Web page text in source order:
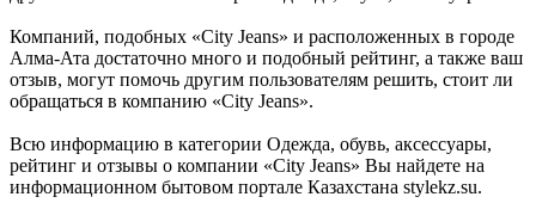
Компаний, подобных «City Jeans» и расположенных в городе
Алма-Ата достаточно много и подобный рейтинг, а также ваш
отзыв, могут помочь другим пользователям решить, стоит ли
обращаться в компанию «City Jeans».
Всю информацию в категории Одежда, обувь, аксессуары,
рейтинг и отзывы о компании «City Jeans» Вы найдете на
информационном бытовом портале Казахстана stylekz.su.